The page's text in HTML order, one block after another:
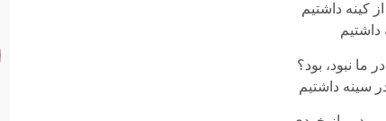
کینه داشتیم
داشتیم
ما نبود، بود؟
سینه داشتیم